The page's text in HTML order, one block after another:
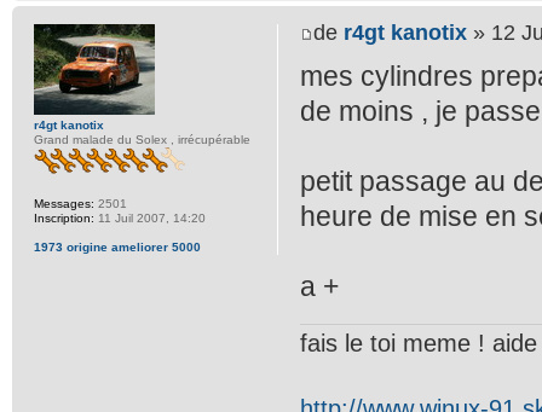
de r4gt kanotix » 12
mes cylindres
de moins , je
petit passage au
heure de mise en
a +
fais le toi meme !
r4gt kanotix
Grand malade du Solex , irrécupérable
Messages: 2501
Inscription: 11 Juil 2007, 14:20
1973 origine ameliorer 5000